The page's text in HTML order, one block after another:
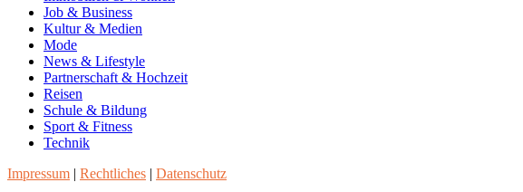
Job & Business
Kultur & Medien
Mode
News & Lifestyle
Partnerschaft & Hochzeit
Reisen
Schule & Bildung
Sport & Fitness
Technik
Impressum | Rechtliches | Datenschutz